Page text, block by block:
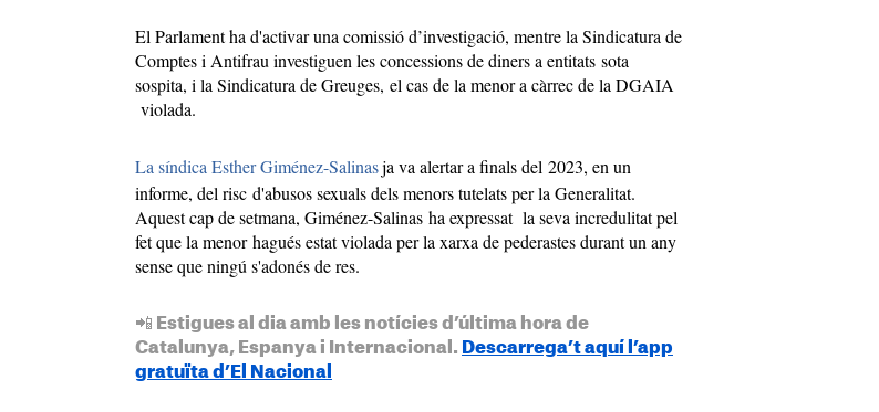
El Parlament ha d'activar una comissió d’investigació, mentre la Sindicatura de
Comptes i Antifrau investiguen les concessions de diners a entitats sota
sospita, i la Sindicatura de Greuges, el cas de la menor a càrrec de la DGAIA
violada.
La síndica Esther Giménez-Salinasja va alertar a finals del 2023, en un
informe, del risc d'abusos sexuals dels menors tutelats per la Generalitat.
Aquest cap de setmana, Giménez-Salinas ha expressat la seva incredulitat pel
fet que la menor hagués estat violada per la xarxa de pederastes durant un any
sense que ningú s'adonés de res.
📲 Estigues al dia amb les notícies d’última hora de
Catalunya, Espanya i Internacional. Descarrega’t aquí l’app
gratuïta d’El Nacional